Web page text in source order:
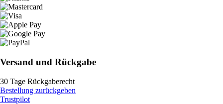
Versand und Rückgabe
30 Tage Rückgaberecht
Bestellung zurückgeben
Trustpilot